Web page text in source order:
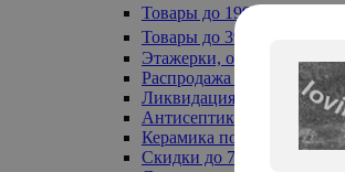
Товары до 199₽
Товары до 399₽
Этажерки, обувницы
Распродажа текстиля до -
Ликвидация до -70%
Антисептики
Керамика по 129 руб
Скидки до 70%